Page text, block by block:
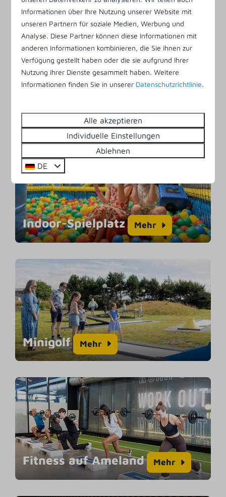
Indoor-Spielplatz Mehr
Minigolf Mehr
Fitness auf Ameland Mehr
Informationen über Ihre Nutzung unserer Website mit
unseren Partnern für soziale Medien, Werbung und
Analyse. Diese Partner können diese Informationen mit
anderen Informationen kombinieren, die Sie ihnen zur
Verfügung gestellt haben oder die sie aufgrund Ihrer
Nutzung ihrer Dienste gesammelt haben. Weitere
Informationen finden Sie in unserer Datenschutzrichtlinie.
Alle akzeptieren
Individuelle Einstellungen
Ablehnen
DE